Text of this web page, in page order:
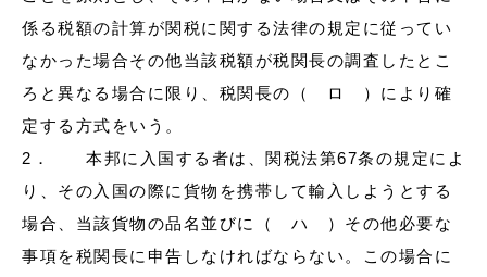
係る税額の計算が関税に関する法律の規定に従ってい
なかった場合その他当該税額が税関長の調査したとこ
ろと異なる場合に限り、税関長の（ ロ ）により確
定する方式をいう。
2． 本邦に入国する者は、関税法第67条の規定によ
り、その入国の際に貨物を携帯して輸入しようとする
場合、当該貨物の品名並びに（ ハ ）その他必要な
事項を税関長に申告しなければならない。この場合に